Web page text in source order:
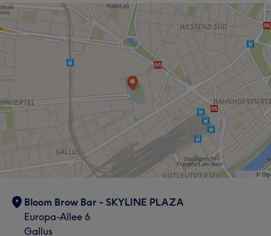
Bloom Brow Bar - SKYLINE PLAZA
Europa-Allee 6
Gallus